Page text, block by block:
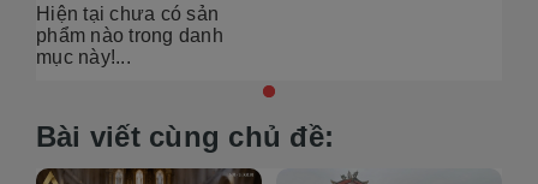
Hiện tại chưa có sản
phẩm nào trong danh
mục này!...
Bài viết cùng chủ đề: